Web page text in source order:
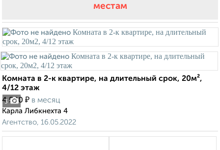
местам
3
Комната в 2-к квартире, на длительный срок, 20м²,
4/12 этаж
4 500 ₽ в месяц
Карла Либкнехта 4
Агентство, 16.05.2022